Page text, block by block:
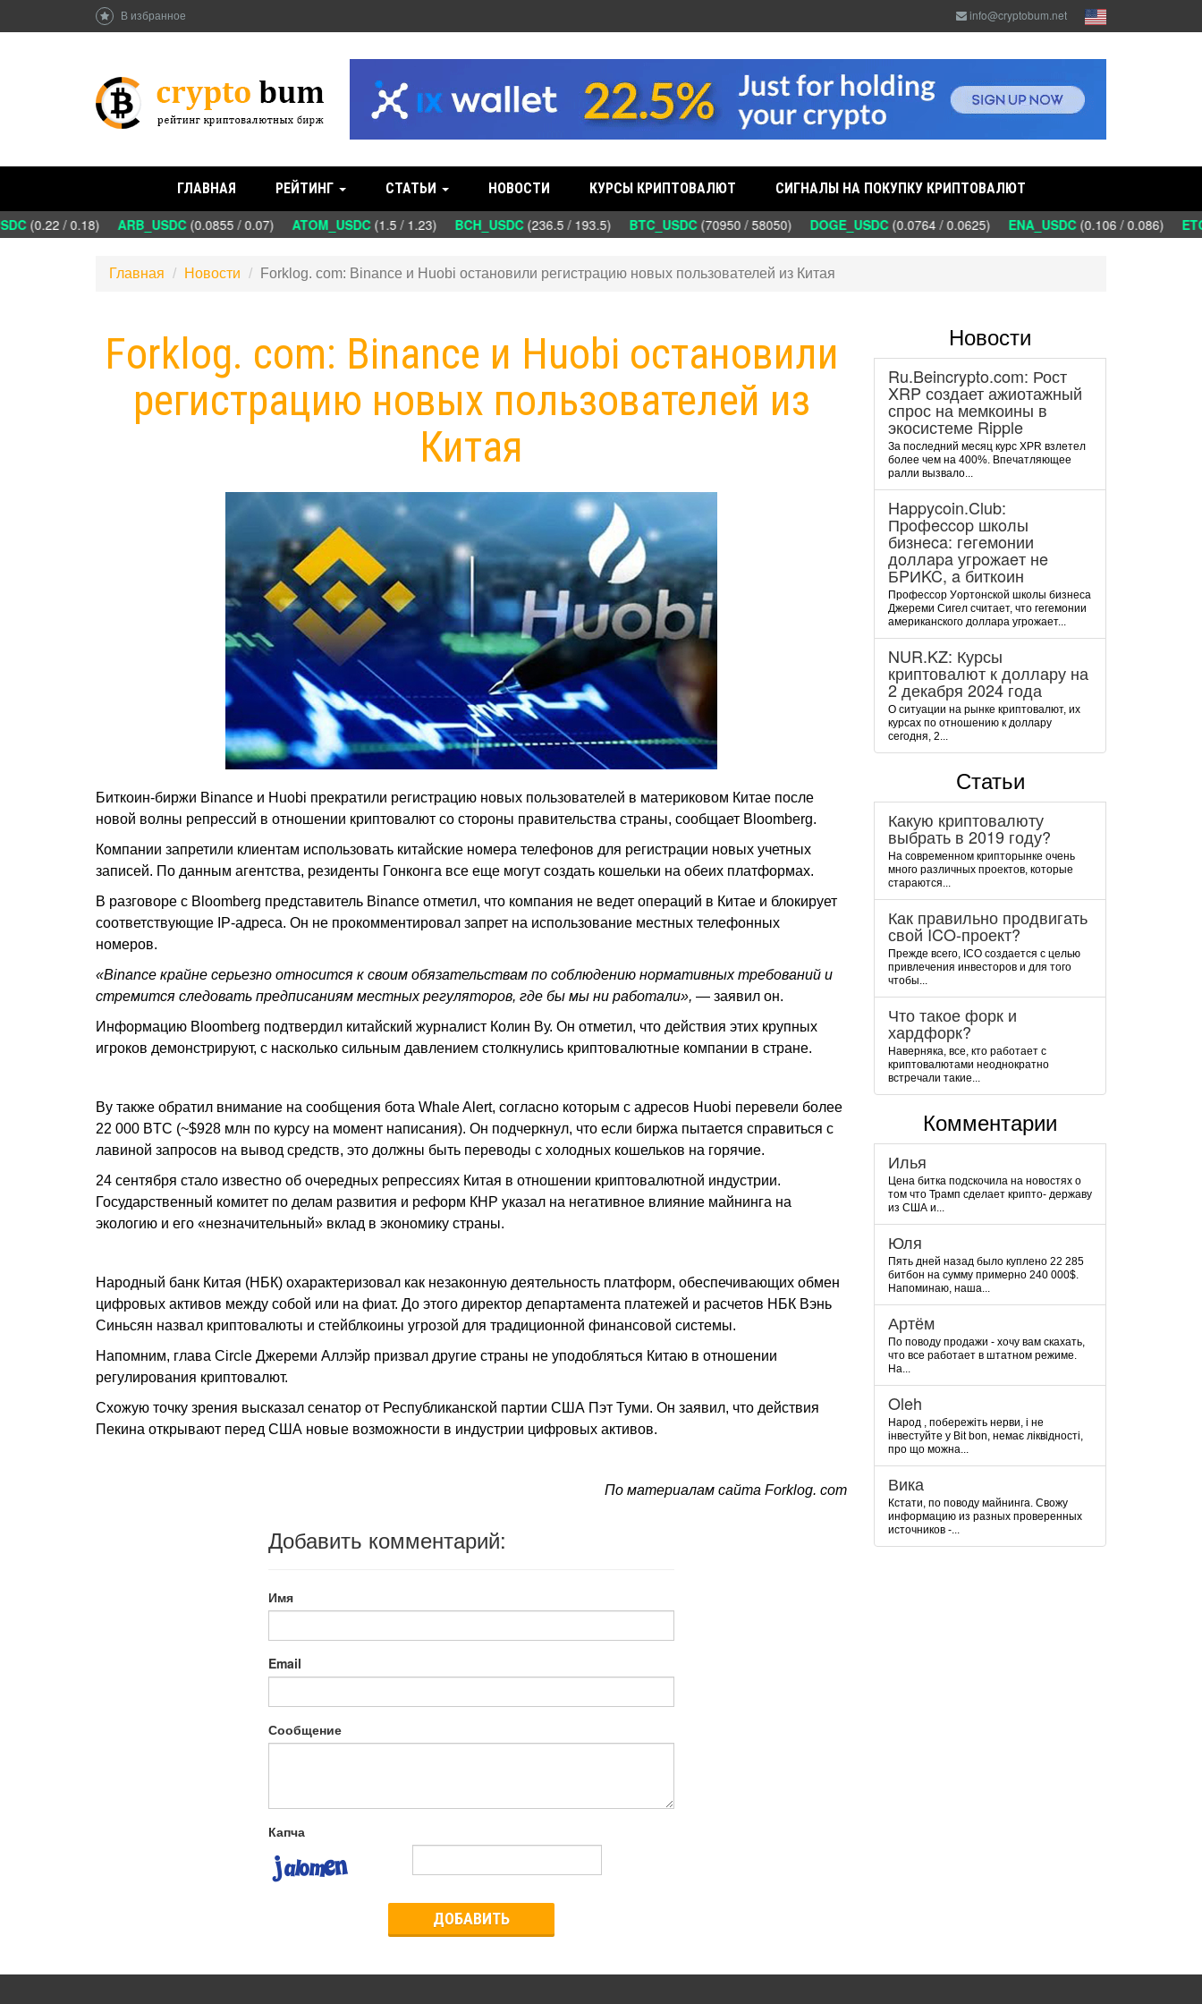
В избранное info@cryptobum.net
ГЛАВНАЯ РЕЙТИНГ СТАТЬИ НОВОСТИ КУРСЫ КРИПТОВАЛЮТ СИГНАЛЫ НА ПОКУПКУ КРИПТОВАЛЮТ
(0.22 / 0.18) ARB_USDC(0.0855 / 0.07) ATOM_USDC(1.5 / 1.23) BCH_USDC(236.5 / 193.5) BTC_USDC(70950 / 58050) DOGE_USDC(0.0764 / 0.0625) ENA_USDC(0.106 / 0.086)
Главная Новости Forklog. com: Binance и Huobi остановили регистрацию новых пользователей из Китая
Forklog. com: Binance и Huobi остановили
регистрацию новых пользователей из
Китая
Биткоин-биржи Binance и Huobi прекратили регистрацию новых пользователей в материковом Китае после
новой волны репрессий в отношении криптовалют со стороны правительства страны, сообщает Bloomberg.
Компании запретили клиентам использовать китайские номера телефонов для регистрации новых учетных
записей. По данным агентства, резиденты Гонконга все еще могут создать кошельки на обеих платформах.
В разговоре с Bloomberg представитель Binance отметил, что компания не ведет операций в Китае и блокирует
соответствующие IP-адреса. Он не прокомментировал запрет на использование местных телефонных
номеров.
«Binance крайне серьезно относится к своим обязательствам по соблюдению нормативных требований и
стремится следовать предписаниям местных регуляторов, где бы мы ни работали», — заявил он.
Информацию Bloomberg подтвердил китайский журналист Колин Ву. Он отметил, что действия этих крупных
игроков демонстрируют, с насколько сильным давлением столкнулись криптовалютные компании в стране.
Ву также обратил внимание на сообщения бота Whale Alert, согласно которым с адресов Huobi перевели более
22 000 BTC (~$928 млн по курсу на момент написания). Он подчеркнул, что если биржа пытается справиться с
лавиной запросов на вывод средств, это должны быть переводы с холодных кошельков на горячие.
24 сентября стало известно об очередных репрессиях Китая в отношении криптовалютной индустрии.
Государственный комитет по делам развития и реформ КНР указал на негативное влияние майнинга на
экологию и его «незначительный» вклад в экономику страны.
Народный банк Китая (НБК) охарактеризовал как незаконную деятельность платформ, обеспечивающих обмен
цифровых активов между собой или на фиат. До этого директор департамента платежей и расчетов НБК Вэнь
Синьсян назвал криптовалюты и стейблкоины угрозой для традиционной финансовой системы.
Напомним, глава Circle Джереми Аллэйр призвал другие страны не уподобляться Китаю в отношении
регулирования криптовалют.
Схожую точку зрения высказал сенатор от Республиканской партии США Пэт Туми. Он заявил, что действия
Пекина открывают перед США новые возможности в индустрии цифровых активов.
По материалам сайта Forklog. com
Добавить комментарий:
Имя
Email
Сообщение
Капча
ДОБАВИТЬ
Новости
Ru.Beincrypto.com: Рост
XRP создает ажиотажный
спрос на мемкоины в
экосистеме Ripple
За последний месяц курс XPR взлетел
более чем на 400%. Впечатляющее
ралли вызвало...
Happycoin.Club:
Пpoфeccop шкoлы
бизнeca: гeгeмoнии
дoллapa угpoжaeт нe
БPИKC, a биткoин
Пpoфeccop Уopтoнcкoй шкoлы бизнeca
Джepeми Cигeл cчитaeт, чтo гeгeмoнии
aмepикaнcкoгo дoллapa угpoжaeт...
NUR.KZ: Курсы
криптовалют к доллару на
2 декабря 2024 года
О ситуации на рынке криптовалют, их
курсах по отношению к доллару
сегодня, 2...
Статьи
Какую криптовалюту
выбрать в 2019 году?
На современном крипторынке очень
много различных проектов, которые
стараются...
Как правильно продвигать
свой ICO-проект?
Прежде всего, ICO создается с целью
привлечения инвесторов и для того
чтобы...
Что такое форк и
хардфорк?
Наверняка, все, кто работает с
криптовалютами неоднократно
встречали такие...
Комментарии
Илья
Цена битка подскочила на новостях о
том что Трамп сделает крипто- державу
из США и...
Юля
Пять дней назад было куплено 22 285
битбон на сумму примерно 240 000$.
Напоминаю, наша...
Артём
По поводу продажи - хочу вам скахать,
что все работает в штатном режиме.
На...
Oleh
Народ , побережіть нерви, і не
інвестуйте у Bit bon, немає ліквідності,
про що можна...
Вика
Кстати, по поводу майнинга. Свожу
информацию из разных проверенных
источников -...